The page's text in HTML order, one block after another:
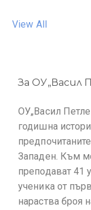
View All
За ОУ„Васил
ОУ„Васил
годишна
Западен. Към
преподават 41
ученика от
нараства броя